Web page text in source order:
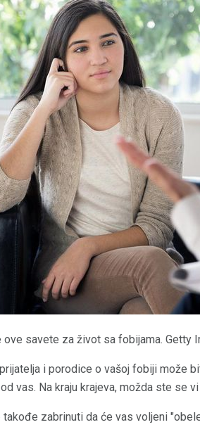
ove savete za život sa fobijama. Getty
i porodice o vašoj fobiji može
vas. Na kraju krajeva, možda ste se
zabrinuti da će vas voljeni